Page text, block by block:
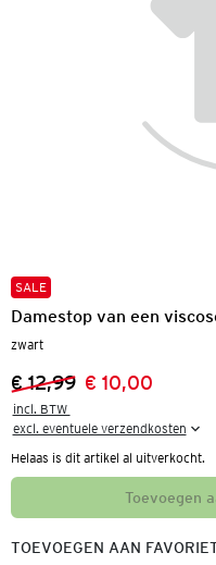
SALE
Damestop van een
zwart
Vorige prijs:
€ 12,99
Nieuwe prijs:
€ 10,00
incl. BTW
excl. eventuele verzendkosten
Helaas is dit artikel al uitverkocht.
Toevoegen
TOEVOEGEN AAN